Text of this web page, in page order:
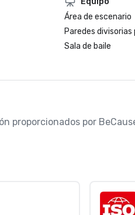
Área de escenario
Paredes
Sala de baile
proporcionados por